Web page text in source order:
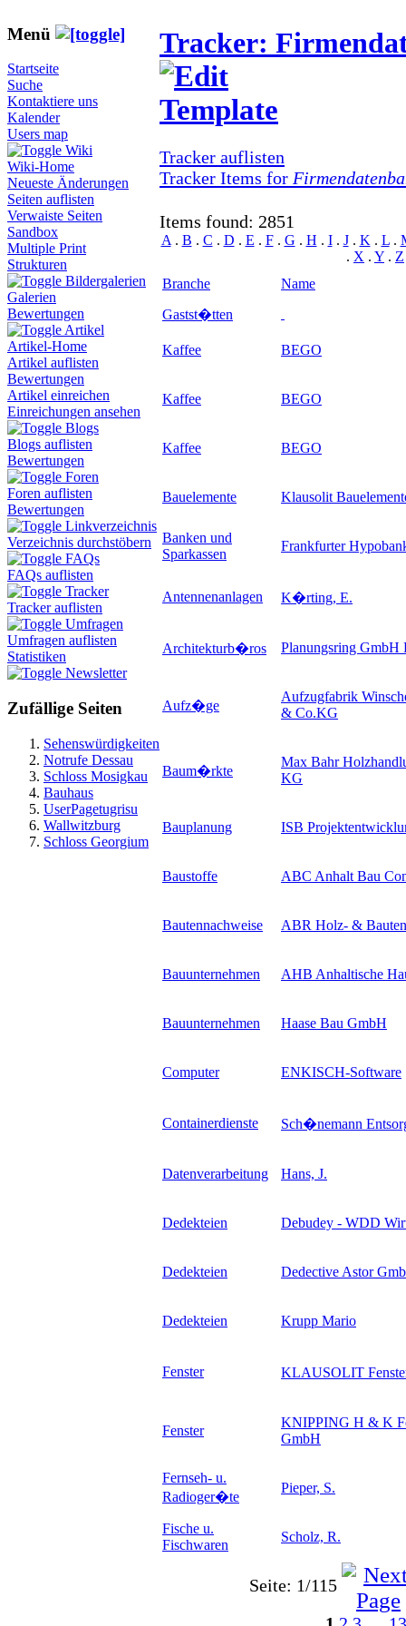
Menü
Startseite
Suche
Kontaktiere uns
Kalender
Users map
Wiki
Wiki-Home
Neueste Änderungen
Seiten auflisten
Verwaiste Seiten
Sandbox
Multiple Print
Strukturen
Bildergalerien
Galerien
Bewertungen
Artikel
Artikel-Home
Artikel auflisten
Bewertungen
Artikel einreichen
Einreichungen ansehen
Blogs
Blogs auflisten
Bewertungen
Foren
Foren auflisten
Bewertungen
Linkverzeichnis
Verzeichnis durchstöbern
FAQs
FAQs auflisten
Tracker
Tracker auflisten
Umfragen
Umfragen auflisten
Statistiken
Newsletter
Zufällige Seiten
Sehenswürdigkeiten
Notrufe Dessau
Schloss Mosigkau
Bauhaus
UserPagetugrisu
Wallwitzburg
Schloss Georgium
Tracker:
Tracker auflisten
Tracker Items for
Items found: 2851
A . B . C . D . E . F. G . H . I. J. K . L.
. X . Y . Z
Branche
Name
Gastst�tten
Kaffee BEGO
Kaffee BEGO
Kaffee BEGO
Bauelemente Klausolit
Banken und
Sparkassen
Frankfurter
Antennenanlagen K�rting, E.
Architekturb�ros Planungsring GmbH
Aufz�ge
Aufzugfabrik
& Co.KG
Baum�rkte
Max Bahr
KG
Bauplanung ISB
Baustoffe ABC Anhalt Bau
Bautennachweise ABR Holz- &
Bauunternehmen AHB Anhaltische
Bauunternehmen Haase Bau GmbH
Computer ENKISCH-Software
Containerdienste Sch�nemann
Datenverarbeitung Hans, J.
Dedekteien Debudey - WDD
Dedekteien Dedective Astor
Dedekteien Krupp Mario
Fenster KLAUSOLIT
Fenster
KNIPPING H & K
GmbH
Fernseh- u.
Radioger�te
Pieper, S.
Fische u.
Fischwaren
Scholz, R.
Seite: 1/115